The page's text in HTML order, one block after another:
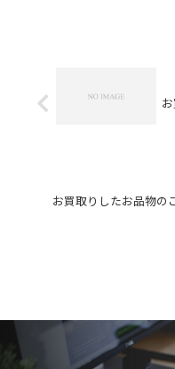
お買取りしたお品物の